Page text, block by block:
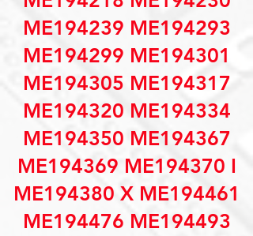
ME194239 ME194293
ME194299 ME194301
ME194305 ME194317
ME194320 ME194334
ME194350 ME194367
ME194369 ME194370 I
ME194380 X ME194461
ME194476 ME194493